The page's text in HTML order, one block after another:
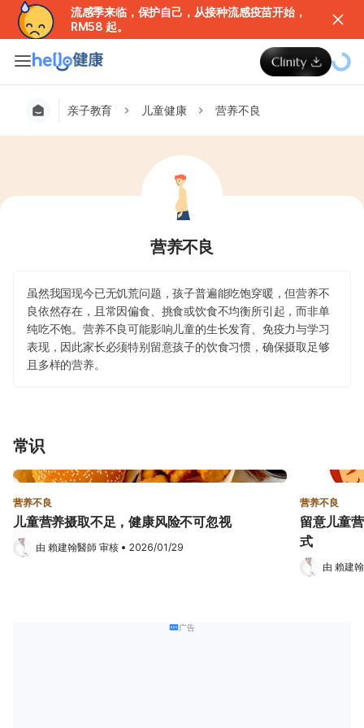
流感季来临，保护自己，从接种流感疫苗开始，
RM58 起。
亲子教育 儿童健康 营养不良
营养不良
虽然我国现今已无饥荒问题，孩子普遍能吃饱穿暖，但营养不
良依然存在，且常因偏食、挑食或饮食不均衡所引起，而非单
纯吃不饱。营养不良可能影响儿童的生长发育、免疫力与学习
表现，因此家长必须特别留意孩子的饮食习惯，确保摄取足够
且多样的营养。
常识
营养不良
儿童营养摄取不足，健康风险不可忽视
由 賴建翰醫師 审核 • 2026/01/29
营养不良
留意儿童
式
由 賴建
广告